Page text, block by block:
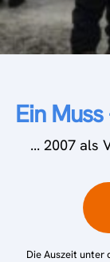
Ein
... 2007 als
Die Auszeit unter